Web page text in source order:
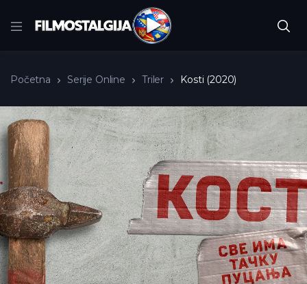
Početna Serije Online Triler Kosti (2020)